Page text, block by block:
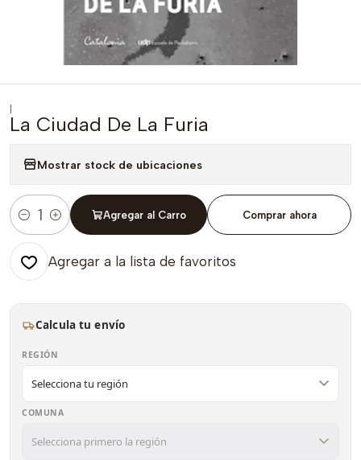
|
La Ciudad De La Furia
Mostrar stock de ubicaciones
Cantidad
Agregar al Carro Comprar ahora
Agregar a la lista de favoritos
Calcula tu envío
REGIÓN
COMUNA